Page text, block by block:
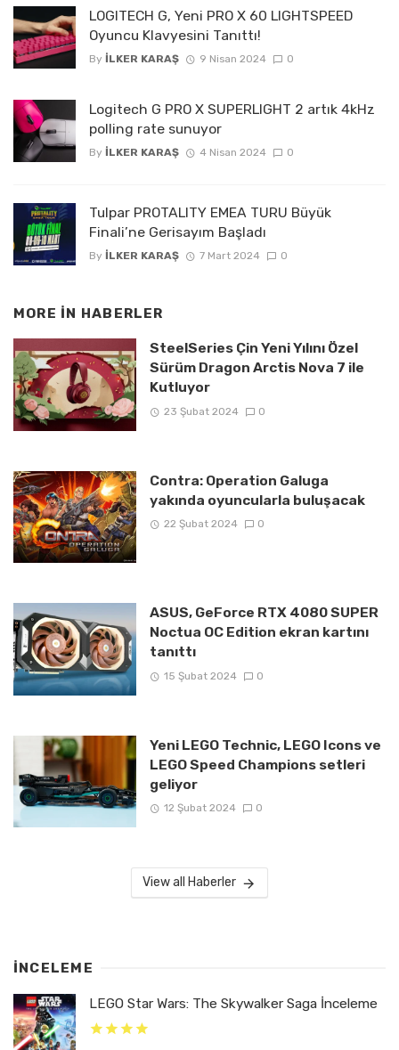
LOGITECH G, Yeni PRO X 60 LIGHTSPEED
Oyuncu Klavyesini Tanıttı!
By İLKER KARAŞ 9 Nisan 2024 0
Logitech G PRO X SUPERLIGHT 2 artık 4kHz
polling rate sunuyor
By İLKER KARAŞ 4 Nisan 2024 0
Tulpar PROTALITY EMEA TURU Büyük
Finali’ne Gerisayım Başladı
By İLKER KARAŞ 7 Mart 2024 0
MORE IN HABERLER
SteelSeries Çin Yeni Yılını Özel
Sürüm Dragon Arctis Nova 7 ile
Kutluyor
23 Şubat 2024 0
Contra: Operation Galuga
yakında oyuncularla buluşacak
22 Şubat 2024 0
ASUS, GeForce RTX 4080 SUPER
Noctua OC Edition ekran kartını
tanıttı
15 Şubat 2024 0
Yeni LEGO Technic, LEGO Icons ve
LEGO Speed Champions setleri
geliyor
12 Şubat 2024 0
View all Haberler
İNCELEME
LEGO Star Wars: The Skywalker Saga İnceleme